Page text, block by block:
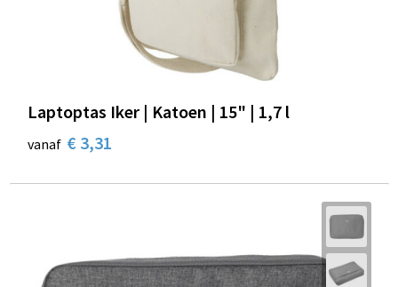
Laptoptas Iker | Katoen | 15" | 1,7 l
vanaf € 3,31